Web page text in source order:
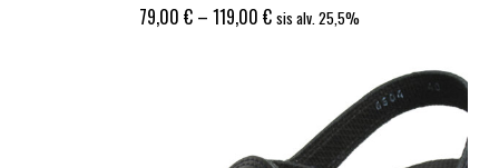
79,00 € – 119,00 €Hintaluokka:
sis alv. 25,5%